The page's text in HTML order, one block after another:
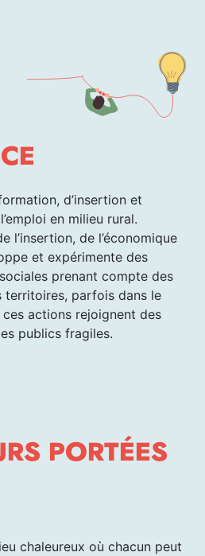
d’insertion et
en milieu rural.
l’insertion, de l’économique
et expérimente des
prenant compte des
territoires, parfois dans le
ces actions rejoignent des
publics fragiles.
PORTÉES
chaleureux où chacun peut